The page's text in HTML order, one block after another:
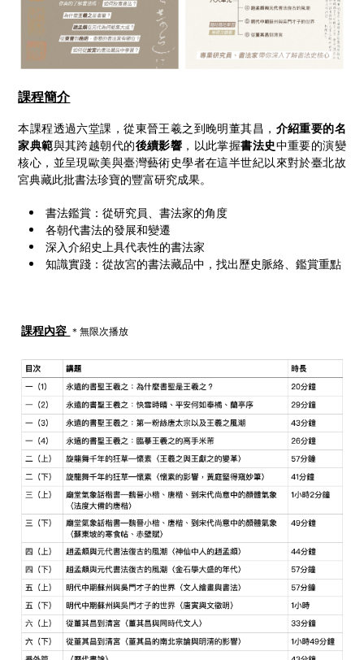
課程簡介
本課程透過六堂課，從東晉王羲之到晚明董其昌， 介紹重要的名
家典範與其跨越朝代的後續影響 ，以此掌握書法史中重要的演變
核心，並呈現歐美與臺灣藝術史學者在這半世紀以來對於臺北故
宮典藏此批書法珍寶的豐富研究成果。
書法鑑賞：從研究員、書法家的角度
各朝代書法的發展和變遷
深入介紹史上具代表性的書法家
知識實踐：從故宮的書法藏品中，找出歷史脈絡、鑑賞重點
課程內容 ＊無限次播放